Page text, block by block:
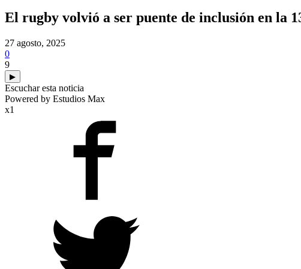
El rugby volvió a ser puente de inclusión en la
27 agosto, 2025
0
9
▶
Escuchar esta noticia
Powered by Estudios Max
x1